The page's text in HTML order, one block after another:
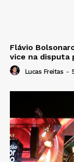
Flávio
vice na disputa
Lucas Freitas -